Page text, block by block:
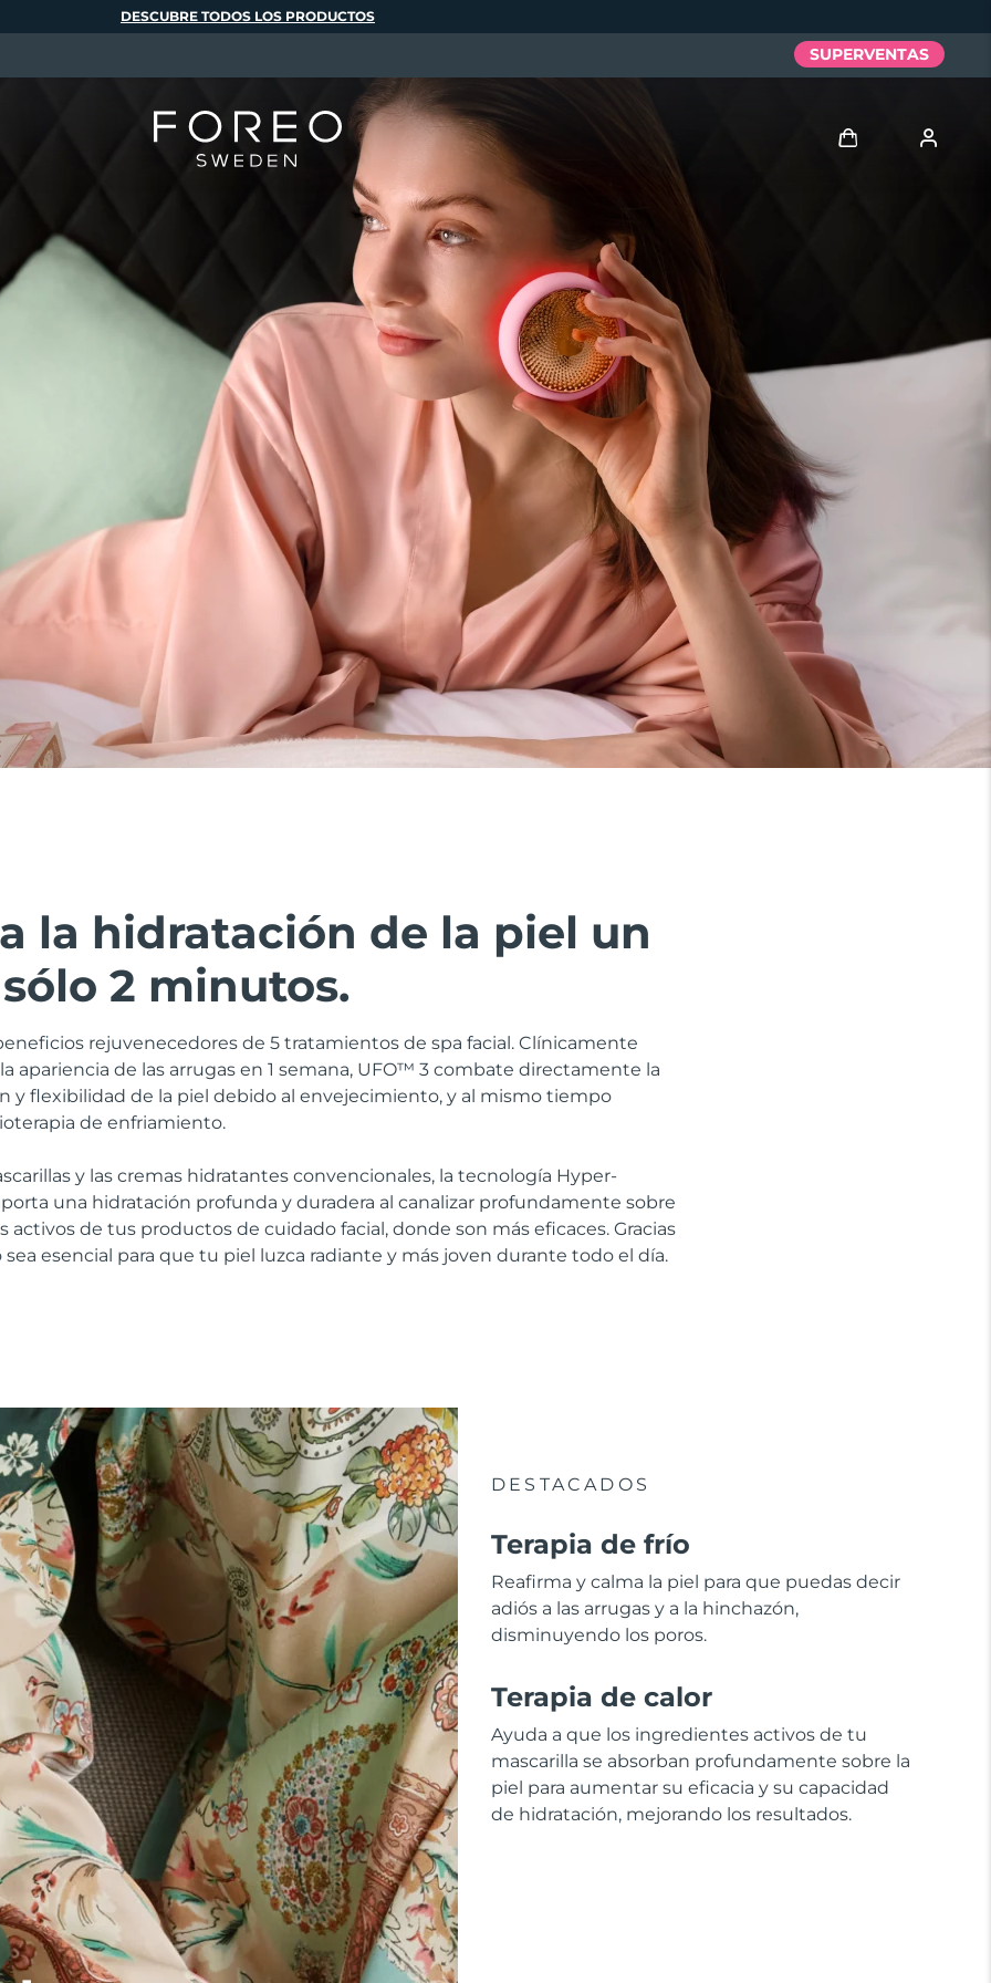
la hidratación de la piel un
sólo 2 minutos.
rejuvenecedores de 5 tratamientos de spa facial. Clínicamente
apariencia de las arrugas en 1 semana, UFO™ 3 combate directamente la
y flexibilidad de la piel debido al envejecimiento, y al mismo tiempo
de enfriamiento.
y las cremas hidratantes convencionales, la tecnología Hyper-
una hidratación profunda y duradera al canalizar profundamente sobre
activos de tus productos de cuidado facial, donde son más eficaces. Gracias
sea esencial para que tu piel luzca radiante y más joven durante todo el día.
DESTACADOS
Terapia de frío
Reafirma y calma la piel para que puedas decir
adiós a las arrugas y a la hinchazón,
disminuyendo los poros.
Terapia de calor
Ayuda a que los ingredientes activos de tu
mascarilla se absorban profundamente sobre la
piel para aumentar su eficacia y su capacidad
de hidratación, mejorando los resultados.
DESCUBRE TODOS LOS PRODUCTOS
SUPERVENTAS
Mis pedidos
Mis suscripciones